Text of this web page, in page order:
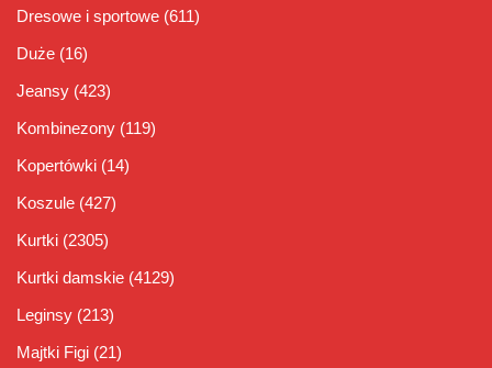
Dresowe i sportowe (611)
Duże (16)
Jeansy (423)
Kombinezony (119)
Kopertówki (14)
Koszule (427)
Kurtki (2305)
Kurtki damskie (4129)
Leginsy (213)
Majtki Figi (21)